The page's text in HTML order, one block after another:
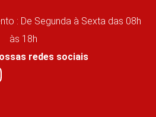
: De Segunda à Sexta das 08h
às 18h
redes sociais